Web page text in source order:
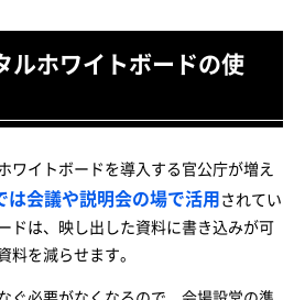
ルホワイトボードの使
ワイトボードを導入する官公庁が増え
は会議や説明会の場で活用されてい
ドは、映し出した資料に書き込みが可
を減らせます。